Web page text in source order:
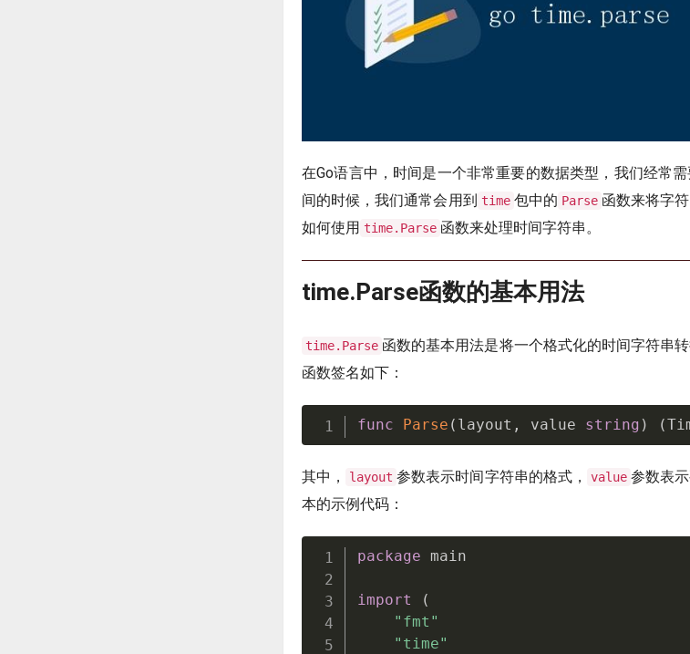
在Go语言中，时间是一个非常重要的数据类型，我们经常
间的时候，我们通常会用到 time 包中的 Parse 函数来将字
如何使用 time.Parse 函数来处理时间字符串。
time.Parse函数的基本用法
time.Parse 函数的基本用法是将一个格式化的时间字符串
函数签名如下：
func Parse ( layout , value string ) (
其中， layout 参数表示时间字符串的格式， value 参数表
本的示例代码：
package main
import
(
"fmt"
"time"